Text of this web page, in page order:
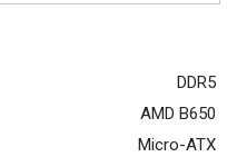
DDR5
AMD B650
Micro-ATX